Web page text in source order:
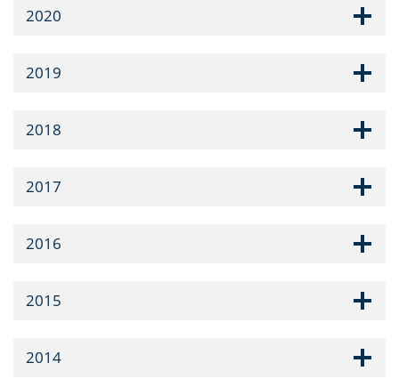
2020
2019
2018
2017
2016
2015
2014